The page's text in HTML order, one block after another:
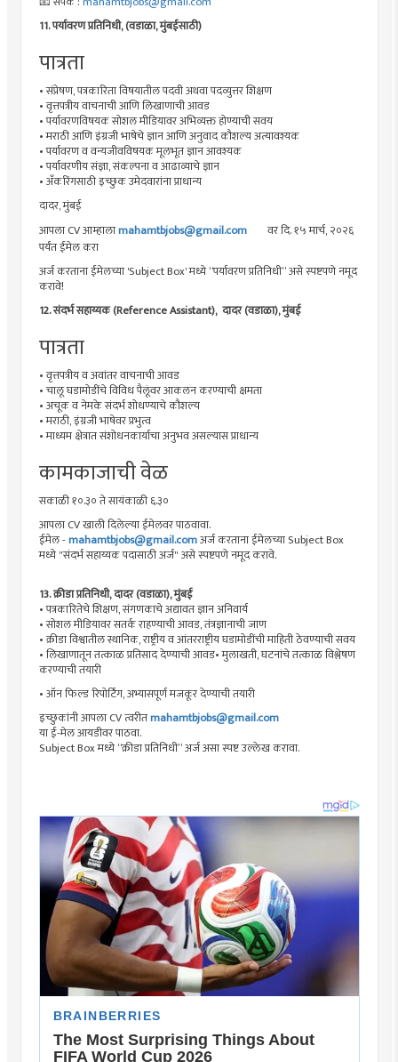
11. पर्यावरण प्रतिनिधी,(वडाळा, मुंबईसाठी)
पात्रता
• संप्रेषण, पत्रकारिता विषयातील पदवी अथवा पदव्युत्तर शिक्षण
• वृत्तपत्रीय वाचनाची आणि लिखाणाची आवड
• पर्यावरणविषयक सोशल मीडियावर अभिव्यक्त होण्याची सवय
• मराठी आणि इंग्रजी भाषेचे ज्ञान आणि अनुवाद कौशल्य अत्यावश्यक
• पर्यावरण व वन्यजीवविषयक मूलभूत ज्ञान आवश्यक
• पर्यावरणीय संज्ञा, संकल्पना व आढाव्याचे ज्ञान
• अँकरिंगसाठी इच्छुक उमेदवारांना प्राधान्य
दादर, मुंबई
आपला CV आम्हालाmahamtbjobs@gmail.com
वर दि. १५ मार्च, २०२६
पर्यंत ईमेल करा
अर्ज करताना ईमेलच्या 'Subject Box' मध्ये “पर्यावरण प्रतिनिधी” असे स्पष्टपणे नमूद
करावे!
12.संदर्भ सहाय्यक (Reference Assistant), दादर (वडाळा), मुंबई
पात्रता
• वृत्तपत्रीय व अवांतर वाचनाची आवड
• चालू घडामोडींचे विविध पैलूंवर आकलन करण्याची क्षमता
• अचूक व नेमके संदर्भ शोधण्याचे कौशल्य
• मराठी, इंग्रजी भाषेवर प्रभुत्व
• माध्यम क्षेत्रात संशोधनकार्याचा अनुभव असल्यास प्राधान्य
कामकाजाची वेळ
सकाळी १०.३० ते सायंकाळी ६.३०
आपला CV खाली दिलेल्या ईमेलवर पाठवावा.
ईमेल -mahamtbjobs@gmail.comअर्ज करताना ईमेलच्या Subject Box
मध्ये "संदर्भ सहाय्यक पदासाठी अर्ज" असे स्पष्टपणे नमूद करावे.
13. क्रीडा प्रतिनिधी, दादर (वडाळा), मुंबई
• पत्रकारितेचे शिक्षण, संगणकाचे अद्यावत ज्ञान अनिवार्य
• सोशल मीडियावर सतर्क राहण्याची आवड, तंत्रज्ञानाची जाण
• क्रीडा विश्वातील स्थानिक, राष्ट्रीय व आंतरराष्ट्रीय घडामोडींची माहिती ठेवण्याची सवय
• लिखाणातून तत्काळ प्रतिसाद देण्याची आवड• मुलाखती, घटनांचे तत्काळ विश्लेषण
करण्याची तयारी
• ऑन फिल्ड रिपोर्टिंग, अभ्यासपूर्ण मजकूर देण्याची तयारी
इच्छुकांनी आपला CV त्वरीतmahamtbjobs@gmail.com
या ई-मेल आयडीवर पाठवा.
Subject Box मध्ये “क्रीडा प्रतिनिधी” अर्ज असा स्पष्ट उल्लेख करावा.